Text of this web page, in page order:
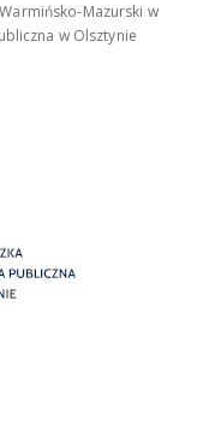
Mazurski w
w Olsztynie